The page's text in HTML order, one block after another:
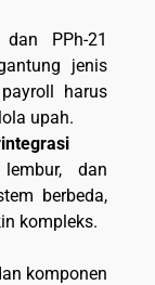
PPh-21
jenis
harus
upah.
dan
berbeda,
kompleks.
komponen